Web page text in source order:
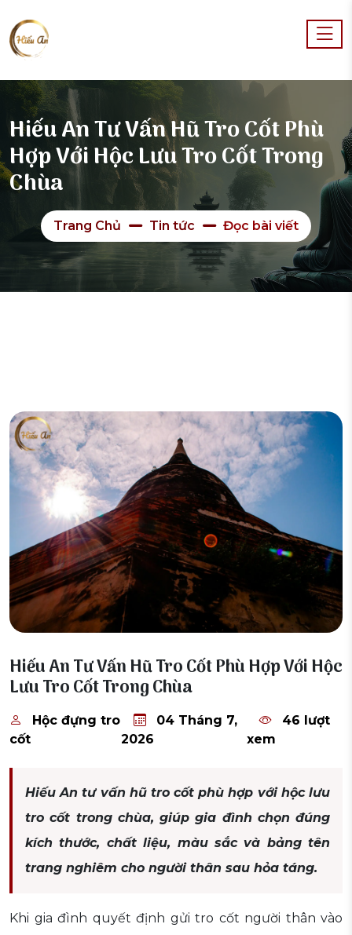
Hiếu An Tư Vấn Hũ Tro Cốt Phù
Hợp Với Hộc Lưu Tro Cốt Trong
Chùa
Trang Chủ Tin tức Đọc bài viết
Hiếu An Tư Vấn Hũ Tro Cốt Phù Hợp Với Hộc
Lưu Tro Cốt Trong Chùa
Hộc đựng tro
cốt
04 Tháng 7,
2026
46 lượt
xem
Hiếu An tư vấn hũ tro cốt phù hợp với hộc lưu
tro cốt trong chùa, giúp gia đình chọn đúng
kích thước, chất liệu, màu sắc và bảng tên
trang nghiêm cho người thân sau hỏa táng.
Khi gia đình quyết định gửi tro cốt người thân vào